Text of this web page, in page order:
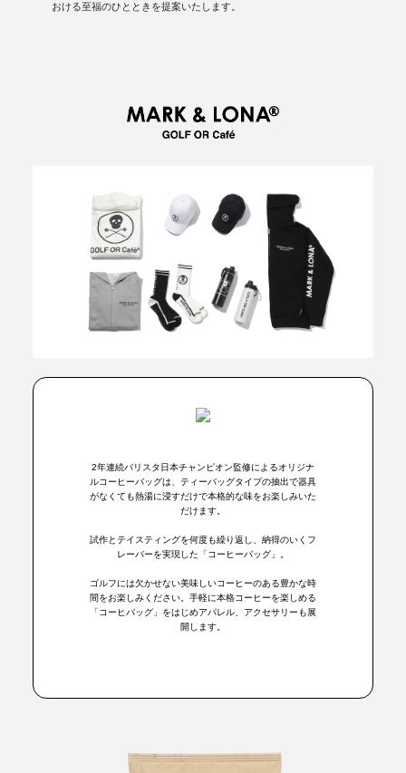
おける至福のひとときを提案いたします。
2年連続バリスタ日本チャンピオン監修によるオリジナ
ルコーヒーバッグは、ティーバッグタイプの抽出で器具
がなくても熱湯に浸すだけで本格的な味をお楽しみいた
だけます。
試作とテイスティングを何度も繰り返し、納得のいくフ
レーバーを実現した「コーヒーバッグ」。
ゴルフには欠かせない美味しいコーヒーのある豊かな時
間をお楽しみください。手軽に本格コーヒーを楽しめる
「コーヒバッグ」をはじめアパレル、アクセサリーも展
開します。